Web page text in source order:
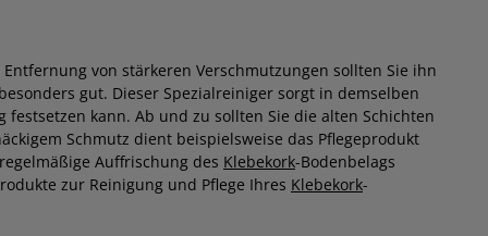
von stärkeren Verschmutzungen sollten Sie ihn
gut. Dieser Spezialreiniger sorgt in demselben
kann. Ab und zu sollten Sie die alten Schichten
Schmutz dient beispielsweise das Pflegeprodukt
Auffrischung des Klebekork-Bodenbelags
zur Reinigung und Pflege Ihres Klebekork-